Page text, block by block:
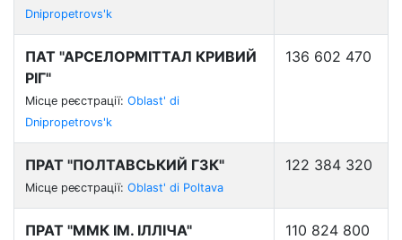
Dnipropetrovs'k
ПАТ "АРСЕЛОРМІТТАЛ КРИВИЙ
РІГ"
Місце реєстрації: Oblast' di
Dnipropetrovs'k
136 602 470
ПРАТ "ПОЛТАВСЬКИЙ ГЗК"
Місце реєстрації: Oblast' di Poltava
122 384 320
ПРАТ "ММК ІМ. ІЛЛІЧА" 110 824 800